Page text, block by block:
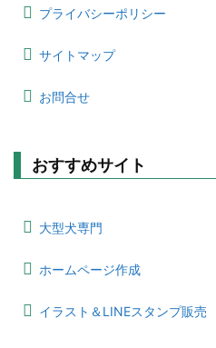
プライバシーポリシー
サイトマップ
お問合せ
おすすめサイト
大型犬専門
ホームページ作成
イラスト＆LINEスタンプ販売